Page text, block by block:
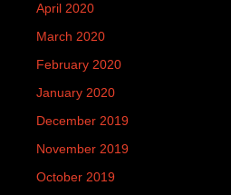
April 2020
March 2020
February 2020
January 2020
December 2019
November 2019
October 2019